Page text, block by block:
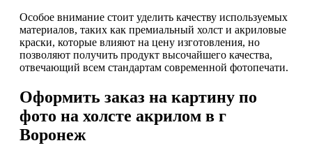
Особое внимание стоит уделить качеству используемых
материалов, таких как премиальный холст и акриловые
краски, которые влияют на цену изготовления, но
позволяют получить продукт высочайшего качества,
отвечающий всем стандартам современной фотопечати.
Оформить заказ на картину по
фото на холсте акрилом в г
Воронеж